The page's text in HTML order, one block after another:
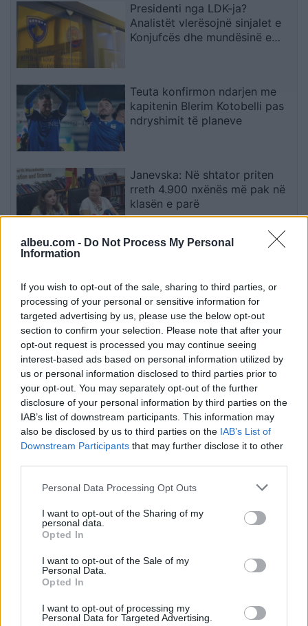
albeu.com - Do Not Process My Personal
Information
If you wish to opt-out of the sale, sharing to third parties, or
processing of your personal or sensitive information for
targeted advertising by us, please use the below opt-out
section to confirm your selection. Please note that after your
opt-out request is processed you may continue seeing
interest-based ads based on personal information utilized by
us or personal information disclosed to third parties prior to
your opt-out. You may separately opt-out of the further
disclosure of your personal information by third parties on the
IAB’s list of downstream participants. This information may
also be disclosed by us to third parties on the IAB’s List of
Downstream Participants that may further disclose it to other
Personal Data Processing Opt Outs
I want to opt-out of the Sharing of my
personal data.
Opted In
I want to opt-out of the Sale of my
Personal Data.
Opted In
I want to opt-out of processing my
Personal Data for Targeted Advertising.
Presidenti nga LDK-ja?
Analistët vlerësojnë sinjalet e
Konjufcës dhe mundësinë e
Teuta konfirmon ndarjen me
kapitenin Blerim Kotobelli pas
ndryshimit të planeve
Janevska: Në shtator priten
rreth 4.900 nxënës më pak në
klasën e parë
për krime lufte në Kosovë
Esim for Global
Esim for USA|Esim for Italy| Esim for Spain|Esim